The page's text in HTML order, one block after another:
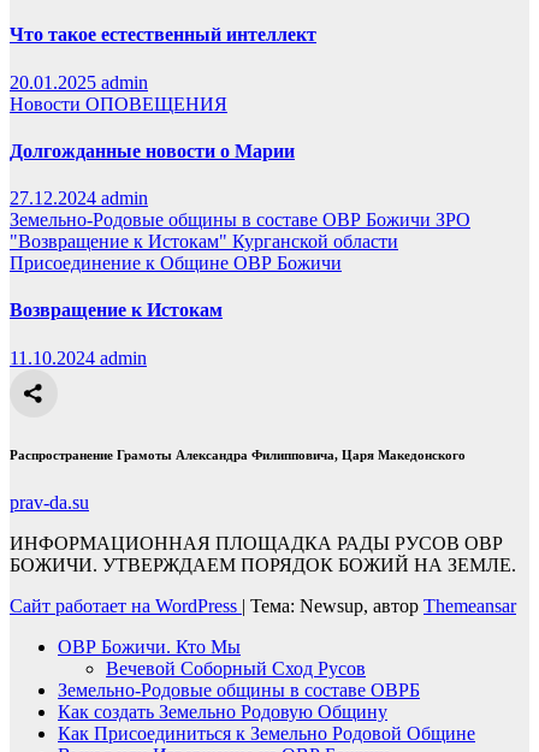
Что такое естественный интеллект
20.01.2025 admin
Новости ОПОВЕЩЕНИЯ
Долгожданные новости о Марии
27.12.2024 admin
Земельно-Родовые общины в составе ОВР Божичи ЗРО
"Возвращение к Истокам" Курганской области
Присоединение к Общине ОВР Божичи
Возвращение к Истокам
11.10.2024 admin
Распространение Грамоты Александра Филипповича, Царя Македонского
prav-da.su
ИНФОРМАЦИОННАЯ ПЛОЩАДКА РАДЫ РУСОВ ОВР
БОЖИЧИ. УТВЕРЖДАЕМ ПОРЯДОК БОЖИЙ НА ЗЕМЛЕ.
Сайт работает на WordPress | Тема: Newsup, автор Themeansar
ОВР Божичи. Кто Мы
Вечевой Соборный Сход Русов
Земельно-Родовые общины в составе ОВРБ
Как создать Земельно Родовую Общину
Как Присоединиться к Земельно Родовой Общине